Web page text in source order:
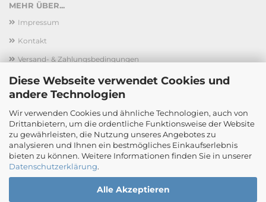
Diese Webseite verwendet Cookies und
andere Technologien
Wir verwenden Cookies und ähnliche Technologien, auch von
Drittanbietern, um die ordentliche Funktionsweise der Website
zu gewährleisten, die Nutzung unseres Angebotes zu
analysieren und Ihnen ein bestmögliches Einkaufserlebnis
bieten zu können. Weitere Informationen finden Sie in unserer
Datenschutzerklärung.
Alle Akzeptieren
MEHR ÜBER...
Impressum
Kontakt
Versand- & Zahlungsbedingungen
Widerrufsrecht & Muster-Widerrufsformular
AGB
Privatsphäre und Datenschutz
Cookie Einstellungen